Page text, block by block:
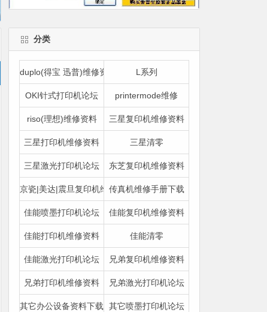
分类
duplo(得宝 迅普)维修资料 L系列
OKI针式打印机论坛 printermode维修
riso(理想)维修资料 三星复印机维修资料
三星打印机维修资料 三星清零
三星激光打印机论坛 东芝复印机维修资料
京瓷|美达|震旦复印机维修资料传真机维修手册下载
佳能喷墨打印机论坛 佳能复印机维修资料
佳能打印机维修资料 佳能清零
佳能激光打印机论坛 兄弟复印机维修资料
兄弟打印机维修资料 兄弟激光打印机论坛
其它办公设备资料下载 其它喷墨打印机论坛